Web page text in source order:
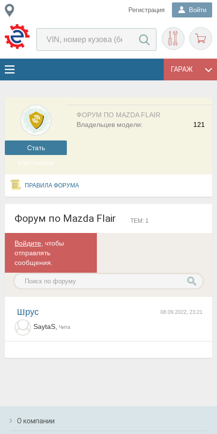
Регистрация Войти
ГАРАЖ
Cтать
участником
ФОРУМ ПО MAZDA FLAIR
121
Владельцев модели:
ПРАВИЛА ФОРУМА
Форум по Mazda Flair ТЕМ: 1
Войдите , чтобы
отправлять
сообщения.
08.09.2022, 23:21
Шрус
SaytaS, Чита
О компании